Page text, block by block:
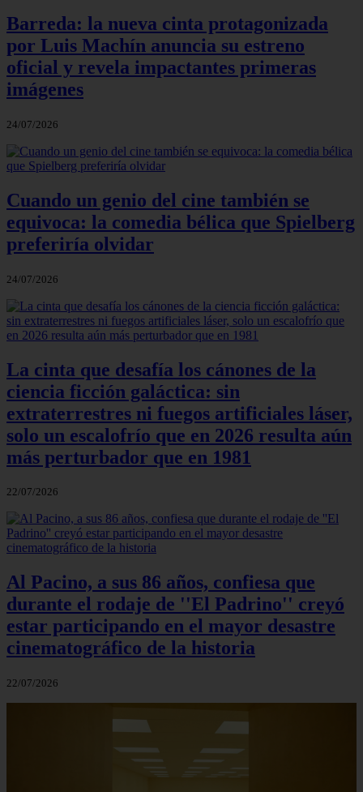
Barreda: la nueva cinta protagonizada
por Luis Machín anuncia su estreno
oficial y revela impactantes primeras
imágenes
24/07/2026
Cuando un genio del cine también se
equivoca: la comedia bélica que Spielberg
preferiría olvidar
24/07/2026
La cinta que desafía los cánones de la
ciencia ficción galáctica: sin
extraterrestres ni fuegos artificiales láser,
solo un escalofrío que en 2026 resulta aún
más perturbador que en 1981
22/07/2026
Al Pacino, a sus 86 años, confiesa que
durante el rodaje de ''El Padrino'' creyó
estar participando en el mayor desastre
cinematográfico de la historia
22/07/2026